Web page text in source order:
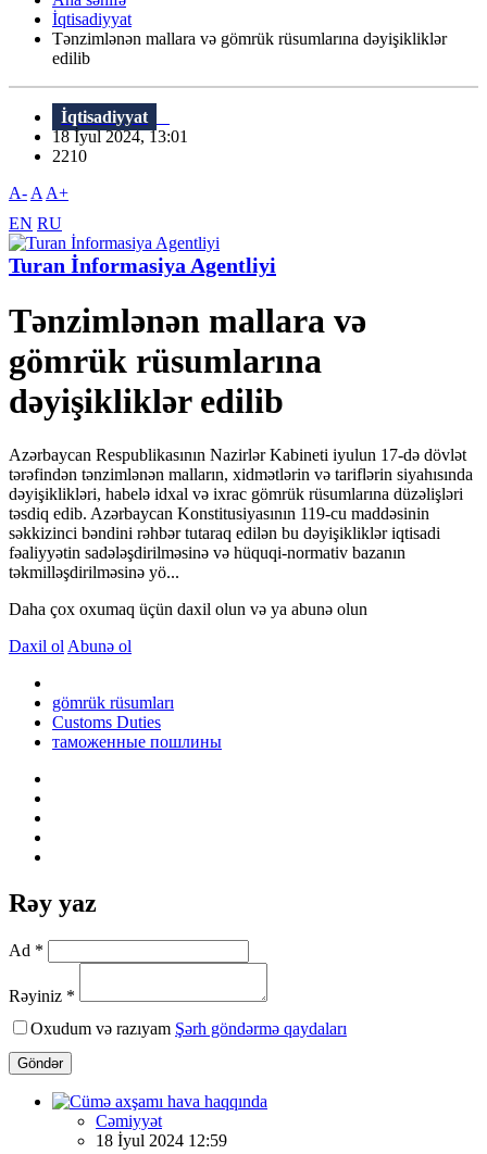
İqtisadiyyat
Tənzimlənən mallara və gömrük rüsumlarına dəyişikliklər
edilib
İqtisadiyyat
18 İyul 2024, 13:01
2210
A- A A+
EN RU
Turan İnformasiya Agentliyi
Tənzimlənən mallara və
gömrük rüsumlarına
dəyişikliklər edilib
Azərbaycan Respublikasının Nazirlər Kabineti iyulun 17-də dövlət
tərəfindən tənzimlənən malların, xidmətlərin və tariflərin siyahısında
dəyişiklikləri, habelə idxal və ixrac gömrük rüsumlarına düzəlişləri
təsdiq edib. Azərbaycan Konstitusiyasının 119-cu maddəsinin
səkkizinci bəndini rəhbər tutaraq edilən bu dəyişikliklər iqtisadi
fəaliyyətin sadələşdirilməsinə və hüquqi-normativ bazanın
təkmilləşdirilməsinə yö...
Daha çox oxumaq üçün daxil olun və ya abunə olun
Daxil ol Abunə ol
gömrük rüsumları
Customs Duties
таможенные пошлины
Rəy yaz
Ad *
Rəyiniz *
Oxudum və razıyam Şərh göndərmə qaydaları
Göndər
Cəmiyyət
18 İyul 2024 12:59